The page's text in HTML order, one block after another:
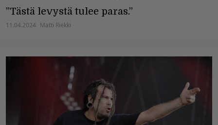
”Tästä levystä tulee paras.”
11.04.2024 Matti Riekki